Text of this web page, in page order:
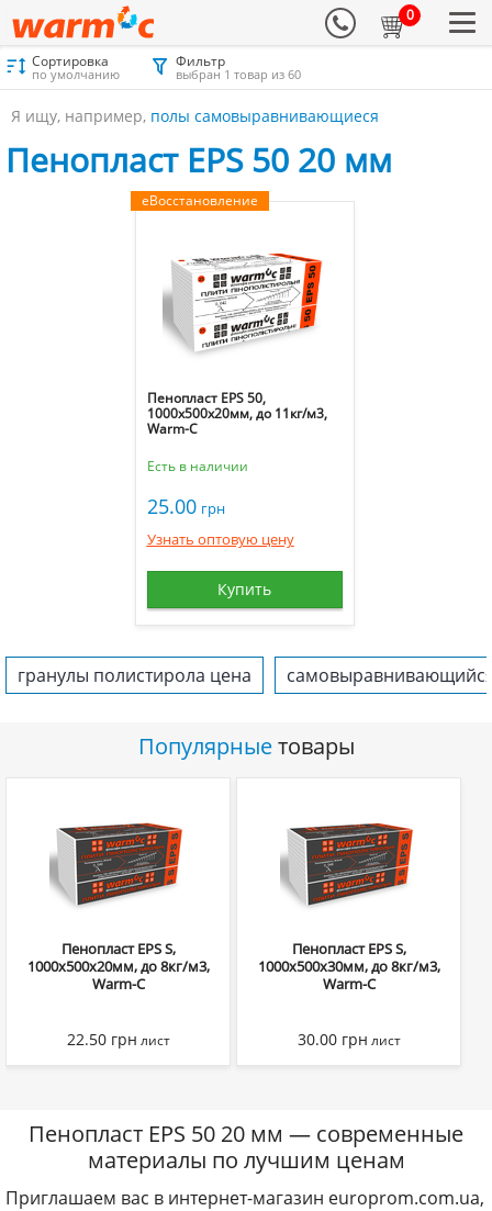
0
Материалы для утепления Каталог
Пенопласт
Пенопласт EPS 50 20 мм
Я ищу, например, полы самовыравнивающиеся
Сортировка
по умолчанию
Фильтр
выбран 1 товар из 60
Пенопласт EPS 50 20 мм
еВосстановление
Пенопласт EPS 50,
1000х500х20мм, до 11кг/м3,
Warm-C
Есть в наличии
25.00 грн
Узнать оптовую цену
Купить
гранулы полистирола цена
Популярныетовары
Пенопласт EPS S,
1000х500х20мм, до 8кг/м3,
Warm-C
22.50 грн лист
Пенопласт EPS S,
1000х500х30мм, до 8кг/м3,
Warm-C
30.00 грн лист
Пенопласт EPS 50 20 мм — современные
материалы по лучшим ценам
Приглашаем вас в интернет-магазин europrom.com.ua,